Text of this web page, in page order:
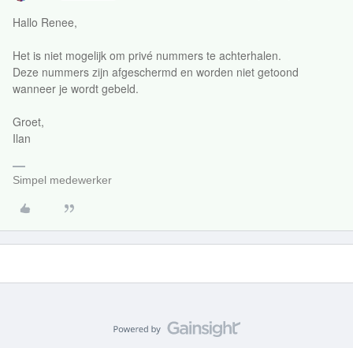
Hallo Renee,
Het is niet mogelijk om privé nummers te achterhalen.
Deze nummers zijn afgeschermd en worden niet getoond
wanneer je wordt gebeld.
Groet,
Ilan
Simpel medewerker